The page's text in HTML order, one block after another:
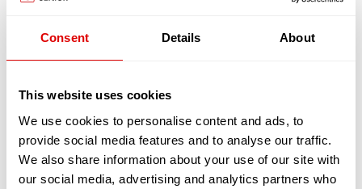
Consent Details About
This website uses cookies
We use cookies to personalise content and ads, to
provide social media features and to analyse our traffic.
We also share information about your use of our site with
our social media, advertising and analytics partners who
afin qu’elles puissent rester davantage chez elles.
l’Aidant la capacité de souffler, de reprendre des
forces et d’être mieux armé et accompagné pour
Les pathologies liées au vieillissement prises
en charge dans les EHPAD
Les pathologies liées au vieillissement sont